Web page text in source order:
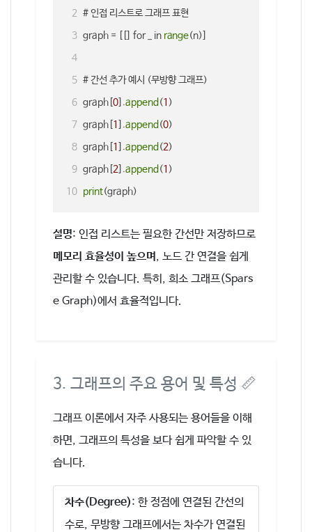
# 인접 리스트로 그래프 표현
graph = [[] for _ in range(n)]
# 간선 추가 예시 (무방향 그래프)
graph[ 0 ].append (1 )
graph[ 1 ].append (0)
graph[ 1 ].append (2)
graph[ 2 ].append (1 )
print(graph)
설명: 인접 리스트는 필요한 간선만 저장하므로
메모리 효율성이 높으며 , 노드 간 연결을 쉽게
관리할 수 있습니다. 특히, 희소 그래프(Spars
e Graph)에서 효율적입니다.
3. 그래프의 주요 용어 및 특성 📏
그래프 이론에서 자주 사용되는 용어들을 이해
하면, 그래프의 특성을 보다 쉽게 파악할 수 있
습니다.
차수(Degree): 한 정점에 연결된 간선의
수로, 무방향 그래프에서는 차수가 연결된